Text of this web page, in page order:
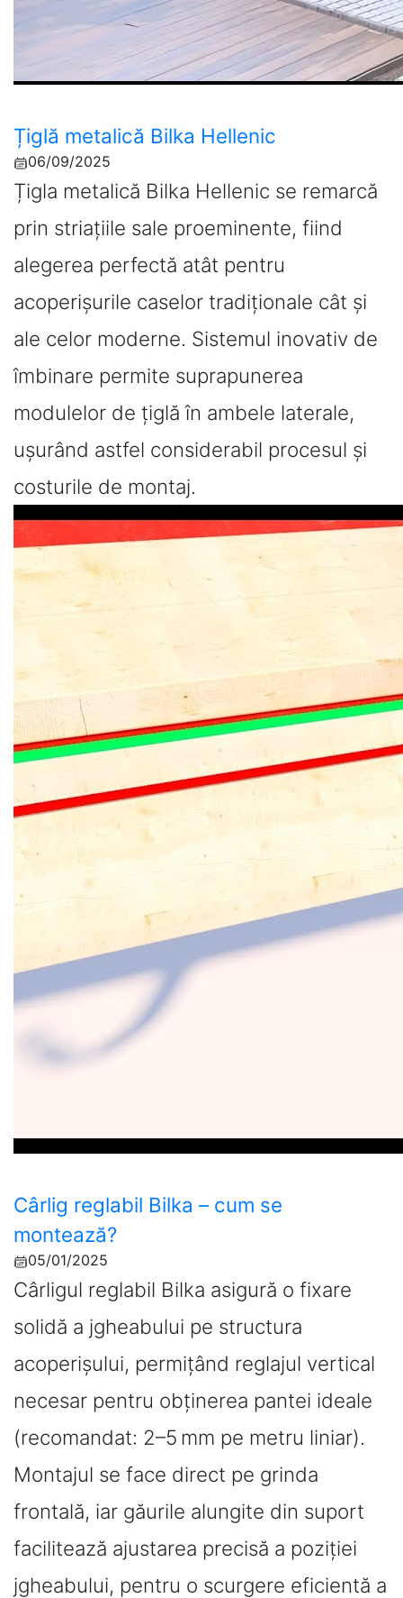
Țiglă metalică Bilka Hellenic
06/09/2025
Țigla metalică Bilka Hellenic se remarcă
prin striațiile sale proeminente, fiind
alegerea perfectă atât pentru
acoperișurile caselor tradiționale cât și
ale celor moderne. Sistemul inovativ de
îmbinare permite suprapunerea
modulelor de țiglă în ambele laterale,
ușurând astfel considerabil procesul și
costurile de montaj.
Cârlig reglabil Bilka – cum se
montează?
05/01/2025
Cârligul reglabil Bilka asigură o fixare
solidă a jgheabului pe structura
acoperișului, permițând reglajul vertical
necesar pentru obținerea pantei ideale
(recomandat: 2–5 mm pe metru liniar).
Montajul se face direct pe grinda
frontală, iar găurile alungite din suport
facilitează ajustarea precisă a poziției
jgheabului, pentru o scurgere eficientă a